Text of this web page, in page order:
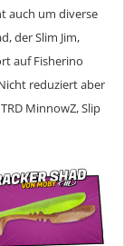
auch um diverse
der Slim Jim,
auf Fisherino
reduziert aber
MinnowZ, Slip